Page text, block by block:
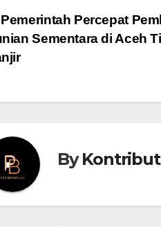
Pemerintah Percepat
Sementara di Aceh
By